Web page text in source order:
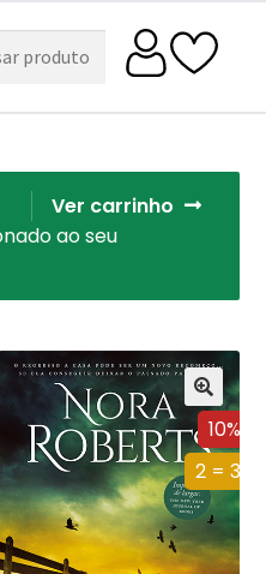
Ver carrinho
ao seu
10%
2 = 3